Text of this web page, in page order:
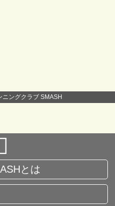
ングクラブ SMASH
とは